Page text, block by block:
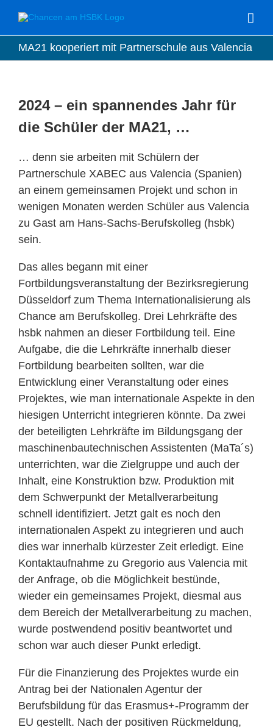
Inhalt
springen
MA21 kooperiert mit Partnerschule aus Valencia
2024 – ein spannendes Jahr für
die Schüler der MA21, …
… denn sie arbeiten mit Schülern der
Partnerschule XABEC aus Valencia (Spanien)
an einem gemeinsamen Projekt und schon in
wenigen Monaten werden Schüler aus Valencia
zu Gast am Hans-Sachs-Berufskolleg (hsbk)
sein.
Das alles begann mit einer
Fortbildungsveranstaltung der Bezirksregierung
Düsseldorf zum Thema Internationalisierung als
Chance am Berufskolleg. Drei Lehrkräfte des
hsbk nahmen an dieser Fortbildung teil. Eine
Aufgabe, die die Lehrkräfte innerhalb dieser
Fortbildung bearbeiten sollten, war die
Entwicklung einer Veranstaltung oder eines
Projektes, wie man internationale Aspekte in den
hiesigen Unterricht integrieren könnte. Da zwei
der beteiligten Lehrkräfte im Bildungsgang der
maschinenbautechnischen Assistenten (MaTa´s)
unterrichten, war die Zielgruppe und auch der
Inhalt, eine Konstruktion bzw. Produktion mit
dem Schwerpunkt der Metallverarbeitung
schnell identifiziert. Jetzt galt es noch den
internationalen Aspekt zu integrieren und auch
dies war innerhalb kürzester Zeit erledigt. Eine
Kontaktaufnahme zu Gregorio aus Valencia mit
der Anfrage, ob die Möglichkeit bestünde,
wieder ein gemeinsames Projekt, diesmal aus
dem Bereich der Metallverarbeitung zu machen,
wurde postwendend positiv beantwortet und
schon war auch dieser Punkt erledigt.
Für die Finanzierung des Projektes wurde ein
Antrag bei der Nationalen Agentur der
Berufsbildung für das Erasmus+-Programm der
EU gestellt. Nach der positiven Rückmeldung,